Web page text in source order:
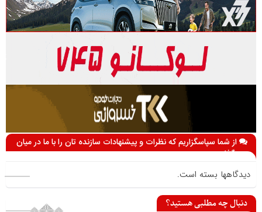
از شما سپاسگزاریم که نظرات و پیشنهادات سازنده تان را با ما در میان
می گذارید
دیدگاهها بسته است.
دنبال چه مطلبی هستید؟